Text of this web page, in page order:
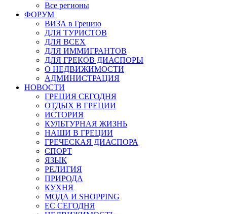
Все регионы
ФОРУМ
ВИЗА в Грецию
ДЛЯ ТУРИСТОВ
ДЛЯ ВСЕХ
ДЛЯ ИММИГРАНТОВ
ДЛЯ ГРЕКОВ ДИАСПОРЫ
О НЕДВИЖИМОСТИ
АДМИНИСТРАЦИЯ
НОВОСТИ
ГРЕЦИЯ СЕГОДНЯ
ОТДЫХ В ГРЕЦИИ
ИСТОРИЯ
КУЛЬТУРНАЯ ЖИЗНЬ
НАШИ В ГРЕЦИИ
ГРЕЧЕСКАЯ ДИАСПОРА
СПОРТ
ЯЗЫК
РЕЛИГИЯ
ПРИРОДА
КУХНЯ
МОДА И SHOPPING
ЕС СЕГОДНЯ